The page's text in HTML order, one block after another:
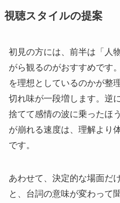
視聴スタイルの提案
初見の方には、前半は「人
がら観るのがおすすめです
を理想としているのかが整
切れ味が一段増します。逆
捨てて感情の波に乗ったほ
が崩れる速度は、理解より
です。
あわせて、決定的な場面だ
と、台詞の意味が変わって